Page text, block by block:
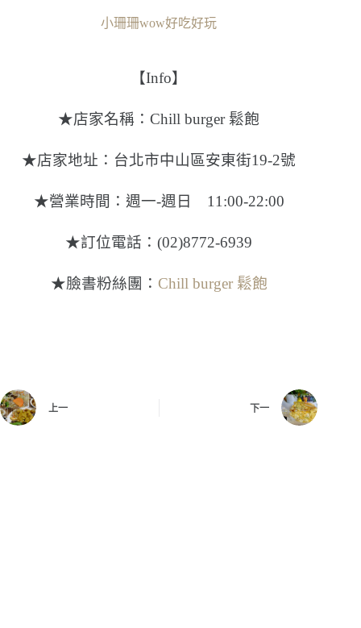
小珊珊wow好吃好玩
【Info】
★店家名稱：Chill burger 鬆飽
★店家地址：台北市中山區安東街19-2號
★營業時間：週一-週日 11:00-22:00
★訂位電話：(02)8772-6939
★臉書粉絲團： Chill burger 鬆飽
上一 下一